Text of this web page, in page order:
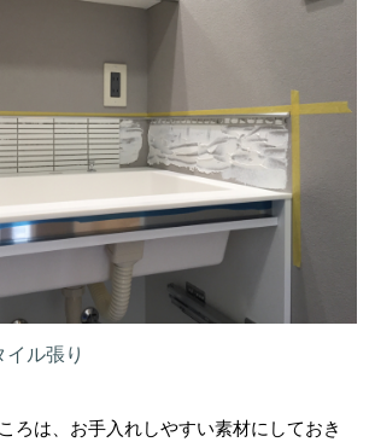
ル張り
ろは、お手入れしやすい素材にしておき